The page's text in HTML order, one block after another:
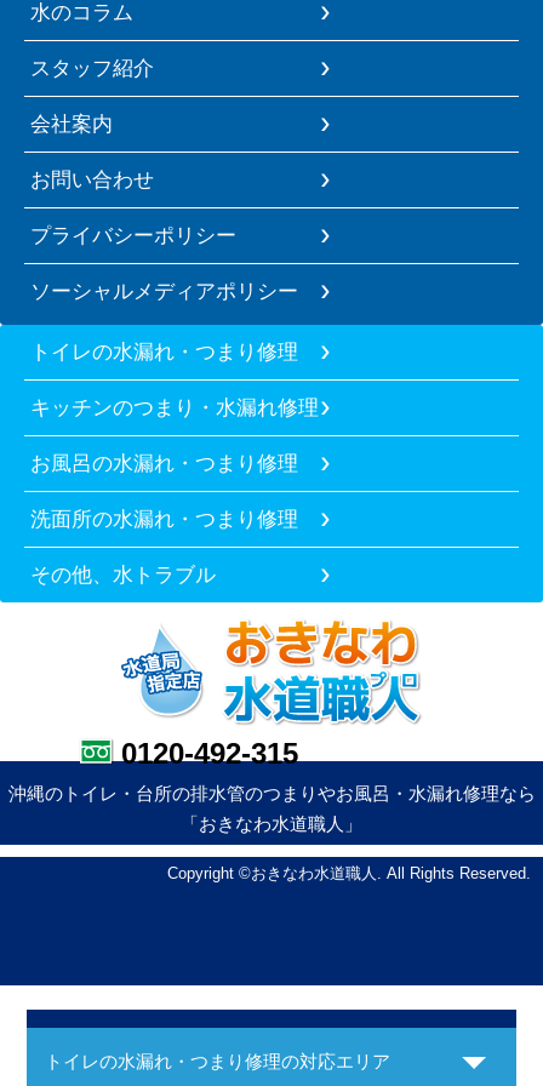
水のコラム
スタッフ紹介
会社案内
お問い合わせ
プライバシーポリシー
ソーシャルメディアポリシー
トイレの水漏れ・つまり修理
キッチンのつまり・水漏れ修理
お風呂の水漏れ・つまり修理
洗面所の水漏れ・つまり修理
その他、水トラブル
0120-492-315
沖縄のトイレ・台所の排水管のつまりやお風呂・水漏れ修理なら
「おきなわ水道職人」
Copyright ©おきなわ水道職人. All Rights Reserved.
トイレの水漏れ・つまり修理の対応エリア